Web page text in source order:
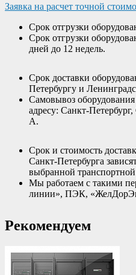
Заявка на расчет точной
Срок отгрузки
Срок отгрузки
дней до 12 недель.
Срок доставки
Петербургу и
Самовывоз оборудования
адресу: Санкт-
А.
Срок и стоимость
Санкт-Петербурга
выбранной
Мы работаем с такими
линии», ПЭК,
Рекомендуем